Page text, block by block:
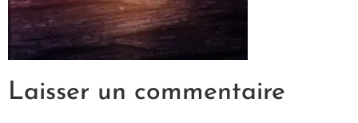
Laisser un commentaire